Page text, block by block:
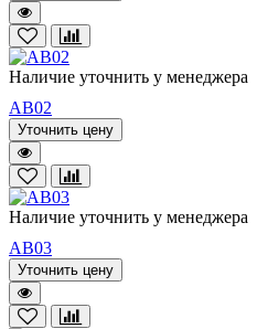
Наличие уточнить у менеджера
AB02
Уточнить цену
Наличие уточнить у менеджера
AB03
Уточнить цену